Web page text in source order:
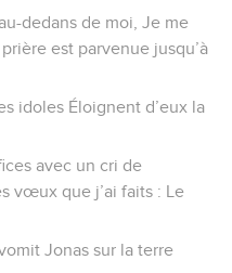
dedans de moi, Je me
est parvenue jusqu’à
idoles Éloignent d’eux la
avec un cri de
vœux que j’ai faits : Le
Jonas sur la terre